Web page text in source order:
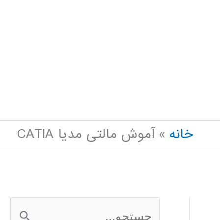
خانه
آموش مالتی مدیا CATIA